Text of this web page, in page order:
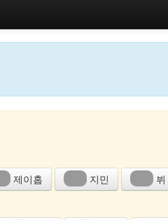
제이홉 지민 뷔